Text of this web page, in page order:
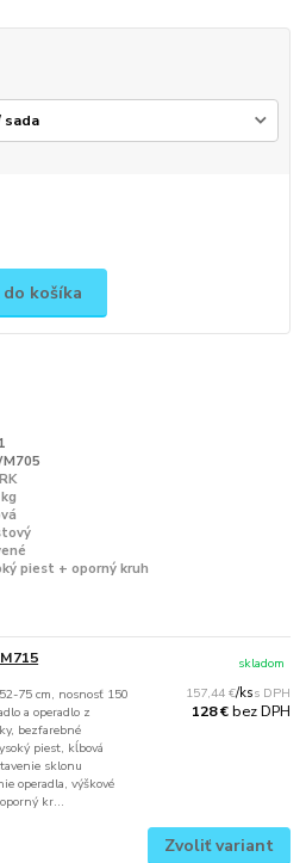
košíka
piest + oporný kruh
75 cm, nosnosť 150
a operadlo z
bezfarebné
piest, kĺbová
sklonu
operadla, výškové
kr...
157,44 €/ks
128 €bez DPH
skladom
Zvoliť variant